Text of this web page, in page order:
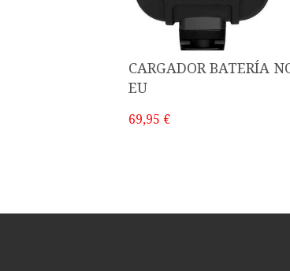
CARGADOR BATERÍA
EU
69,95 €